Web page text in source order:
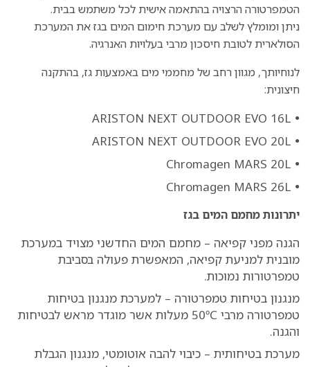
הטמפרטורה הרצויה בהתאמה אישית לכל משתמש בבית.
ניתן ומומלץ לשלב עם מערכת חימום המים בגז את המערכת
הסולארית לטובת חיסכון מרבי בעלויות האנרגיה.
לנוחיותך, מגוון רחב של מחממי מים באמצעות גז, בהתקנה
חיצונית:
●
●
●
●
יתרונות מחמם המים בגז
הגנה מפני קפיאה – מחמם המים החדשני מצויד במערכת
מובנית למניעת קפיאה, המאפשרת פעולה בסביבת
טמפרטורות נמוכות.
מנגנון בטיחות טמפרטורה – למערכת מנגנון בטיחות
טמפרטורה מרבי 50ºC מעלות אשר מוגדר מראש לבטיחות
והגנה.
מערכת בטיחותית – כיבוי להבה אוטומטי, מנגנון הגבלת